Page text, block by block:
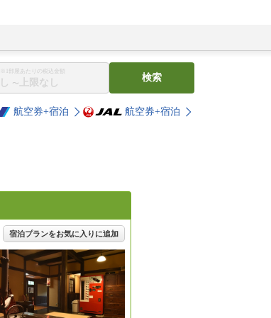
※1部屋あたりの税込金額
〜
検索
航空券+宿泊 航空券+宿泊
宿泊プランをお気に入りに追加